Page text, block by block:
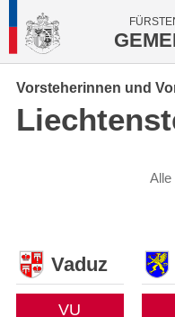
Vorsteherinnen und
Alle
Vaduz
VU